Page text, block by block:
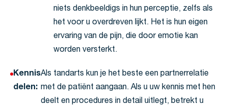
niets denkbeeldigs in hun perceptie, zelfs als
het voor u overdreven lijkt. Het is hun eigen
ervaring van de pijn, die door emotie kan
worden versterkt.
Kennis
delen:
Als tandarts kun je het beste een partnerrelatie
met de patiënt aangaan. Als u uw kennis met hen
deelt en procedures in detail uitlegt, betrekt u